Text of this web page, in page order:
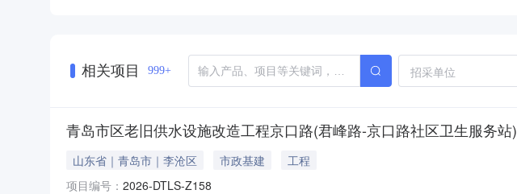
相关项目 999+ 招采单位
青岛市区老旧供水设施改造工程京口路(君峰路-京口路社区卫生服务站)
山东省｜青岛市｜李沧区 市政基建
工程
项目编号： 2026-DTLS-Z158